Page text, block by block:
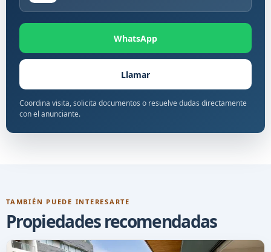
WhatsApp
Llamar
Coordina visita, solicita documentos o resuelve dudas directamente
con el anunciante.
TAMBIÉN PUEDE INTERESARTE
Propiedades recomendadas